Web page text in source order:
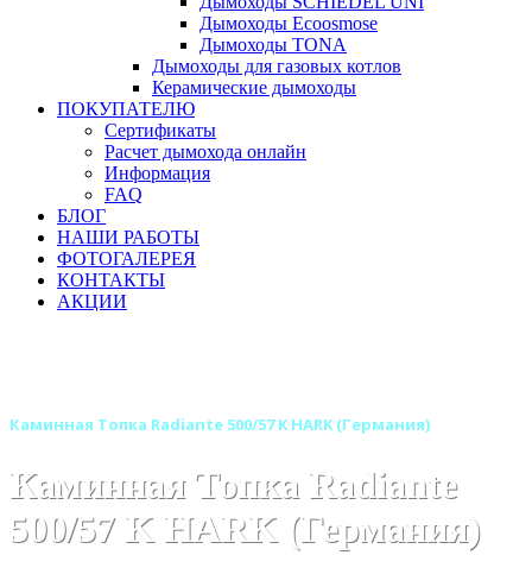
Дымоходы Ecoosmose
Дымоходы TONA
Дымоходы для газовых котлов
Керамические дымоходы
ПОКУПАТЕЛЮ
Сертификаты
Расчет дымохода онлайн
Информация
FAQ
БЛОГ
НАШИ РАБОТЫ
ФОТОГАЛЕРЕЯ
КОНТАКТЫ
АКЦИИ
Каминная Топка Radiante 500/57 K HARK (Германия)
Каминная Топка Radiante
500/57 K HARK (Германия)